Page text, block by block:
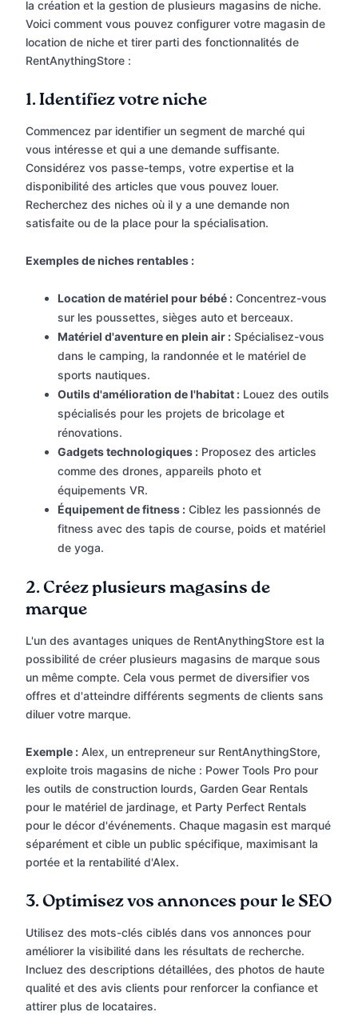
la création et la gestion de plusieurs magasins de niche.
Voici comment vous pouvez configurer votre magasin de
location de niche et tirer parti des fonctionnalités de
RentAnythingStore :
1.Identifiez votre niche
Commencez par identifier un segment de marché qui
vous intéresse et qui a une demande suffisante.
Considérez vos passe-temps, votre expertise et la
disponibilité des articles que vous pouvez louer.
Recherchez des niches où il y a une demande non
satisfaite ou de la place pour la spécialisation.
Exemples de niches rentables :
Location de matériel pour bébé : Concentrez-vous
sur les poussettes, sièges auto et berceaux.
Matériel d'aventure en plein air : Spécialisez-vous
dans le camping, la randonnée et le matériel de
sports nautiques.
Outils d'amélioration de l'habitat : Louez des outils
spécialisés pour les projets de bricolage et
rénovations.
Gadgets technologiques : Proposez des articles
comme des drones, appareils photo et
équipements VR.
Équipement de fitness : Ciblez les passionnés de
fitness avec des tapis de course, poids et matériel
de yoga.
2.Créez plusieurs magasins de
marque
L'un des avantages uniques de RentAnythingStore est la
possibilité de créer plusieurs magasins de marque sous
un même compte. Cela vous permet de diversifier vos
offres et d'atteindre différents segments de clients sans
diluer votre marque.
Exemple : Alex, un entrepreneur sur RentAnythingStore,
exploite trois magasins de niche : Power Tools Pro pour
les outils de construction lourds, Garden Gear Rentals
pour le matériel de jardinage, et Party Perfect Rentals
pour le décor d'événements. Chaque magasin est marqué
séparément et cible un public spécifique, maximisant la
portée et la rentabilité d'Alex.
3.Optimisez vos annonces pour le SEO
Utilisez des mots-clés ciblés dans vos annonces pour
améliorer la visibilité dans les résultats de recherche.
Incluez des descriptions détaillées, des photos de haute
qualité et des avis clients pour renforcer la confiance et
attirer plus de locataires.